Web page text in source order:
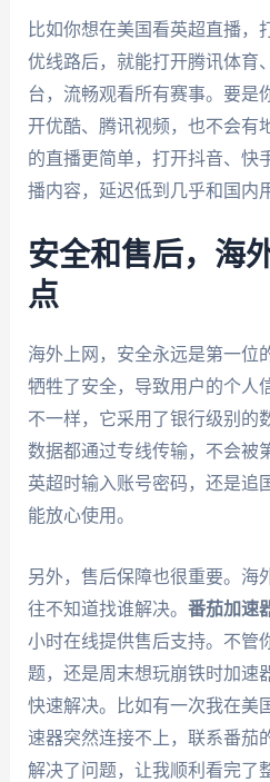
比如你想在美国看英超直播，
优线路后，就能打开腾讯体育
台，流畅观看所有赛事。要是
开优酷、腾讯视频，也不会有
的直播更简单，打开抖音、快
播内容，延迟低到几乎和国内
安全和售后，海
点
海外上网，安全永远是第一位
牺牲了安全，导致用户的个人
不一样，它采用了银行级别的
数据都通过专线传输，不会被
英超时输入账号密码，还是追
能放心使用。
另外，售后保障也很重要。海
往不知道找谁解决。 番茄加速
小时在线提供售后支持。不管
题，还是周末想玩崩铁时加速
快速解决。比如有一次我在美
速器突然连接不上，联系番茄
解决了问题，让我顺利看完了